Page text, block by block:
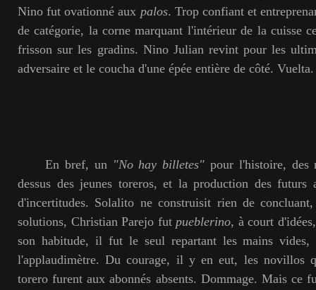
Nino fut ovationné aux palos. Trop confiant et
de catégorie, la corne marquant l'intérieur de la cuisse
frisson sur les gradins. Nino Julian revint pour les
adversaire et le coucha d'une épée entière de côté. Vuelta.
En bref, un "No hay billetes" pour l'histoire, des
dessus des jeunes toreros, et la production des futurs
d'incertitudes. Solalito ne construisit rien de
solutions, Christian Parejo futpueblerino, à court
son habitude, il fut le seul repartant les mains
l'applaudimètre.Du courage, il y en eut, les novillos
torero furent aux abonnés absents. Dommage. Mais ce